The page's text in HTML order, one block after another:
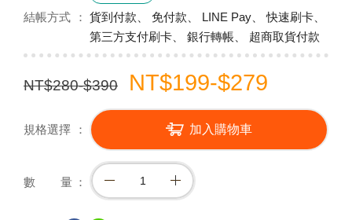
結帳方式
貨到付款、 免付款、 LINE Pay、 快速刷卡、
第三方支付刷卡、 銀行轉帳、 超商取貨付款
NT$280-$390 NT$199-$279
規格選擇 加入購物車
數 量